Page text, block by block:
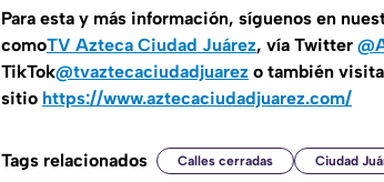
Para esta y más información, síguenos en
comoTV Azteca Ciudad Juárez, vía Twitter
TikTok@tvaztecaciudadjuarez o también
sitio https://www.aztecaciudadjuarez.com/
Tags relacionados Calles cerradas Ciudad